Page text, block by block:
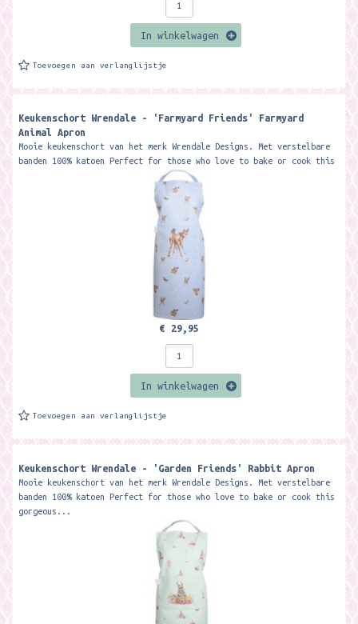
In winkelwagen
Toevoegen aan verlanglijstje
Keukenschort Wrendale - 'Farmyard Friends' Farmyard
Animal Apron
Mooie keukenschort van het merk Wrendale Designs. Met verstelbare
banden 100% katoen Perfect for those who love to bake or cook this
€ 29,95
In winkelwagen
Toevoegen aan verlanglijstje
Keukenschort Wrendale - 'Garden Friends' Rabbit Apron
Mooie keukenschort van het merk Wrendale Designs. Met verstelbare
banden 100% katoen Perfect for those who love to bake or cook this
gorgeous...